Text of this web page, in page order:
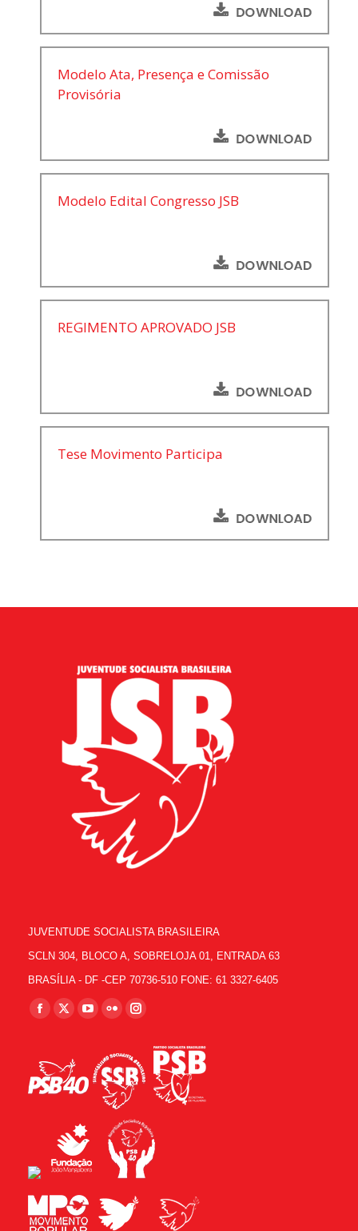
Modelo Ata, Presença e Comissão
Provisória
Modelo Edital Congresso JSB
REGIMENTO APROVADO JSB
Tese Movimento Participa
JUVENTUDE SOCIALISTA BRASILEIRA
SCLN 304, BLOCO A, SOBRELOJA 01, ENTRADA 63
BRASÍLIA - DF -CEP 70736-510 FONE: 61 3327-6405
Encontre-nos em:
Facebook
opens
in
X
opens
in
window
YouTube
opens
in
new
window
Flickr
opens
in
new
window
Instagram
opens
in
window